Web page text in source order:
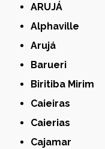
ARUJÁ
Alphaville
Arujá
Barueri
Biritiba Mirim
Caieiras
Caierias
Cajamar